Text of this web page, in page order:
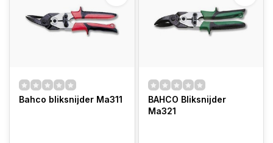
Bahco bliksnijder Ma311
BAHCO Bliksnijder
Ma321